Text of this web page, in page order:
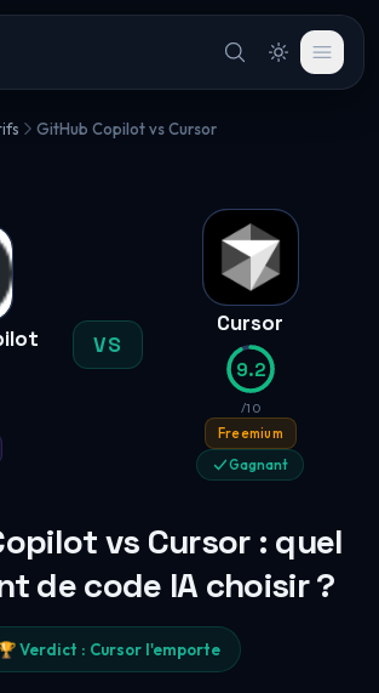
GitHub Copilot vs Cursor
VS
Cursor
9.2
/10
Freemium
Gagnant
vs Cursor : quel
de code IA choisir ?
Verdict : Cursor l'emporte